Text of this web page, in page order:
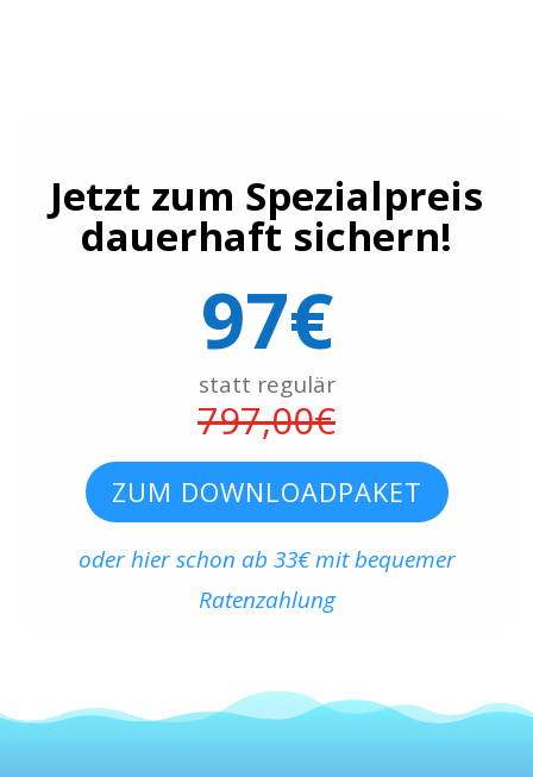
Jetzt zum Spezialpreis
dauerhaft sichern!
97€
statt regulär
797,00€
ZUM DOWNLOADPAKET
oder hier schon ab 33€ mit bequemer
Ratenzahlung